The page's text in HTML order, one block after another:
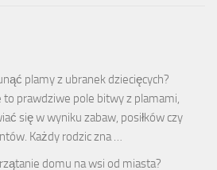
plamy z ubranek dziecięcych?
to prawdziwe pole bitwy z plamami,
się w wyniku zabaw, posiłków czy
Każdy rodzic zna …
domu na wsi od miasta?